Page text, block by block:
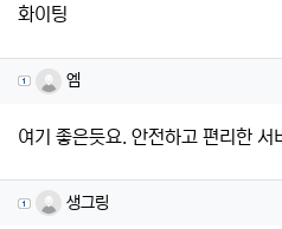
화이팅
엠님의 댓글
엠
여기 좋은듯요. 안전하고 편리한 서
생그링님의 댓글
생그링